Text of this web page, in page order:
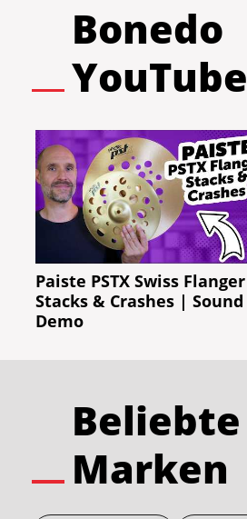
Bonedo
YouTube
Paiste PSTX Swiss Flanger
Stacks & Crashes | Sound
Demo
Beliebte
Marken